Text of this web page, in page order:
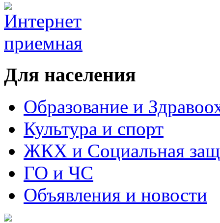
Для населения
Образование и
Культура и спорт
ЖКХ и Социальная
ГО и ЧС
Объявления и новости